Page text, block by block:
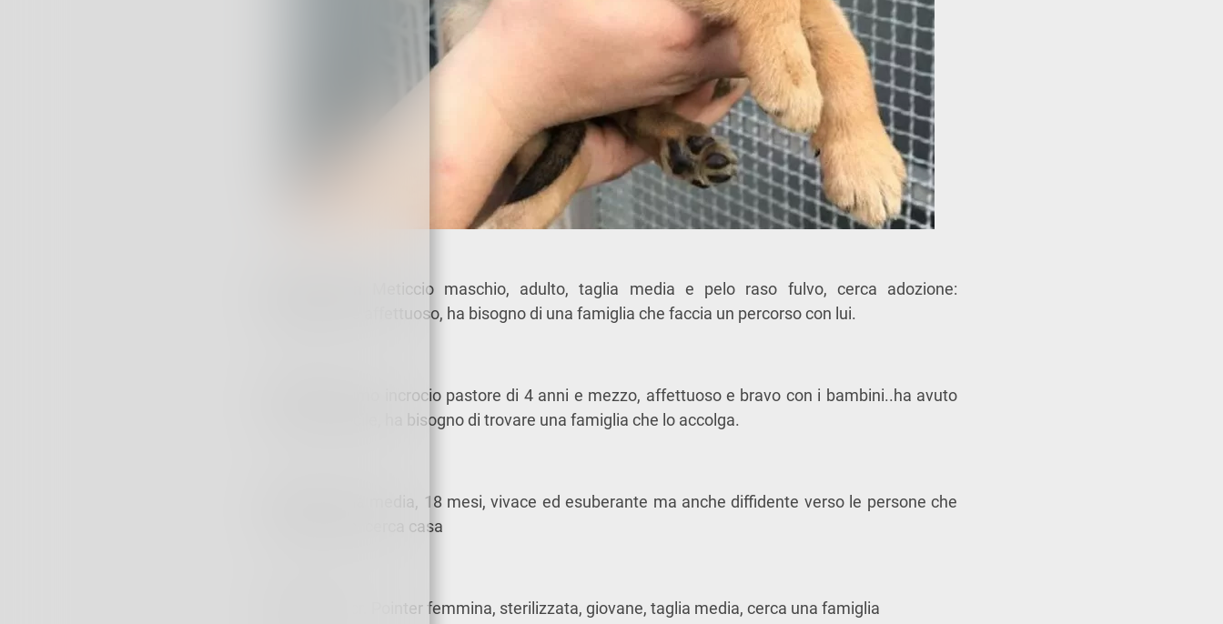
Meticcio maschio, adulto, taglia media e pelo raso fulvo, cerca adozione:
obbediente e affettuoso, ha bisogno di una famiglia che faccia un percorso con lui.
Bellissimo incrocio pastore di 4 anni e mezzo, affettuoso e bravo con i bambini..ha avuto
una vita difficile, ha bisogno di trovare una famiglia che lo accolga.
Taglia media, 18 mesi, vivace ed esuberante ma anche diffidente verso le persone che
non conosce, cerca casa
Incr. Pointer femmina, sterilizzata, giovane, taglia media, cerca una famiglia